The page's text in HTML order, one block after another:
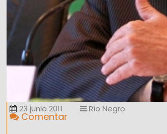
23 junio 2011 Río Negro
Comentar